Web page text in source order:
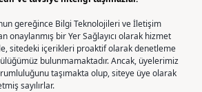
gereğince Bilgi Teknolojileri ve İletişim
onaylanmış bir Yer Sağlayıcı olarak hizmet
sitedeki içerikleri proaktif olarak denetleme
bulunmamaktadır. Ancak, üyelerimiz
taşımakta olup, siteye üye olarak
sayılırlar.